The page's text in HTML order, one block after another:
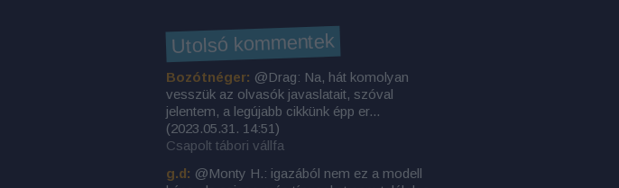
Utolsó kommentek
Bozótnéger: @Drag: Na, hát komolyan
vesszük az olvasók javaslatait, szóval
jelentem, a legújabb cikkünk épp er...
(2023.05.31. 14:51)
Csapolt tábori vállfa
g.d: @Monty H.: igazából nem ez a modell